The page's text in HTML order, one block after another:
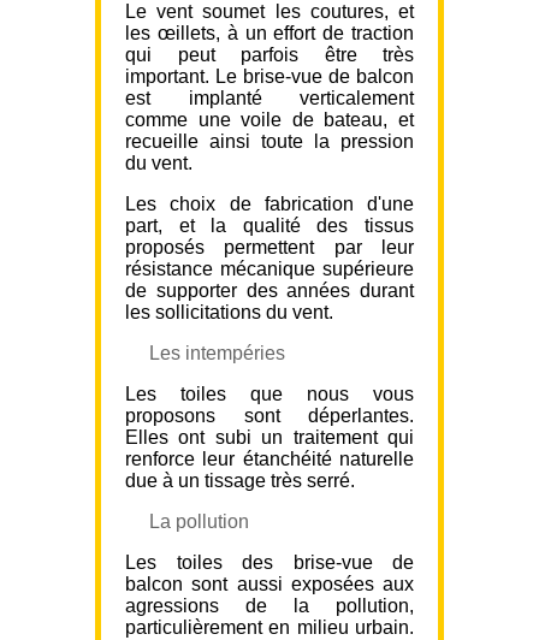
Le vent soumet les coutures, et
les œillets, à un effort de traction
qui peut parfois être très
important. Le brise-vue de balcon
est implanté verticalement
comme une voile de bateau, et
recueille ainsi toute la pression
du vent.
Les choix de fabrication d'une
part, et la qualité des tissus
proposés permettent par leur
résistance mécanique supérieure
de supporter des années durant
les sollicitations du vent.
Les intempéries
Les toiles que nous vous
proposons sont déperlantes.
Elles ont subi un traitement qui
renforce leur étanchéité naturelle
due à un tissage très serré.
La pollution
Les toiles des brise-vue de
balcon sont aussi exposées aux
agressions de la pollution,
particulièrement en milieu urbain.